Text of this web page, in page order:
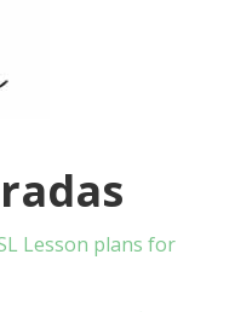
Lesson plans for